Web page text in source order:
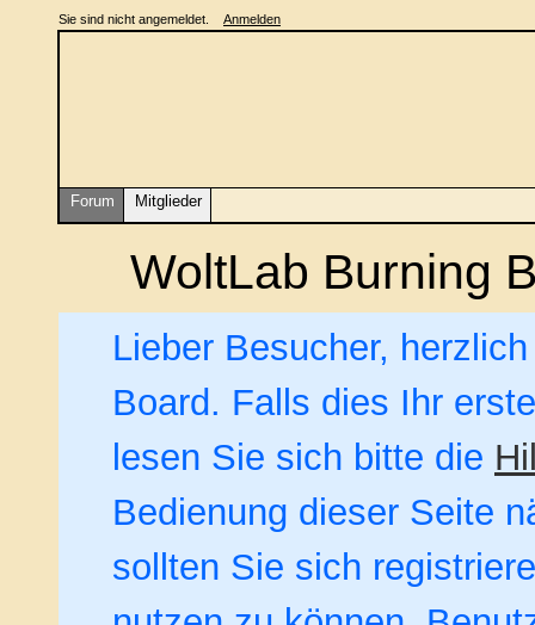
Sie sind nicht angemeldet. Anmelden
Forum Mitglieder
WoltLab Burning
Lieber Besucher,
Board. Falls dies Ihr
lesen Sie sich bitte die
Bedienung dieser Seite
sollten Sie sich